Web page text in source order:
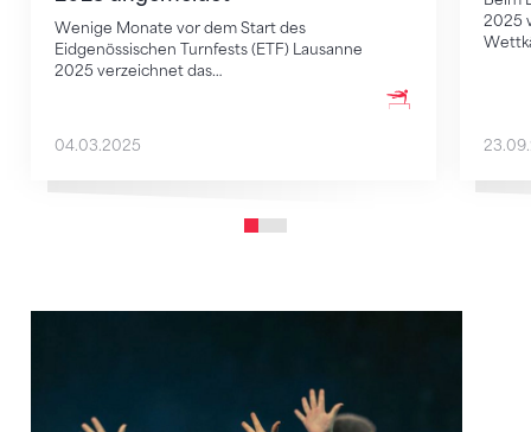
Wenige Monate vor dem Start des
Eidgenössischen Turnfests (ETF) Lausanne
2025 verzeichnet das…
04.03.2025
2025